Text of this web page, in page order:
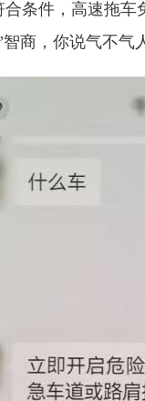
件，高速拖车
商，你说气不气